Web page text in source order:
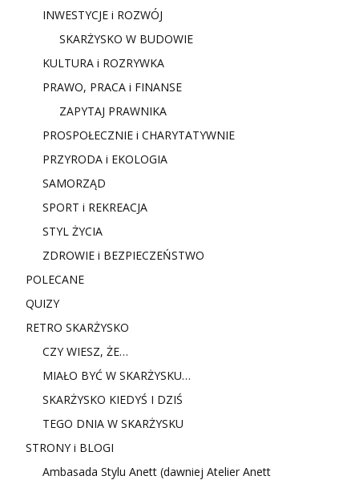
INWESTYCJE i ROZWÓJ
SKARŻYSKO W BUDOWIE
KULTURA i ROZRYWKA
PRAWO, PRACA i FINANSE
ZAPYTAJ PRAWNIKA
PROSPOŁECZNIE i CHARYTATYWNIE
PRZYRODA i EKOLOGIA
SAMORZĄD
SPORT i REKREACJA
STYL ŻYCIA
ZDROWIE i BEZPIECZEŃSTWO
POLECANE
QUIZY
RETRO SKARŻYSKO
CZY WIESZ, ŻE…
MIAŁO BYĆ W SKARŻYSKU…
SKARŻYSKO KIEDYŚ I DZIŚ
TEGO DNIA W SKARŻYSKU
STRONY i BLOGI
Ambasada Stylu Anett (dawniej Atelier Anett